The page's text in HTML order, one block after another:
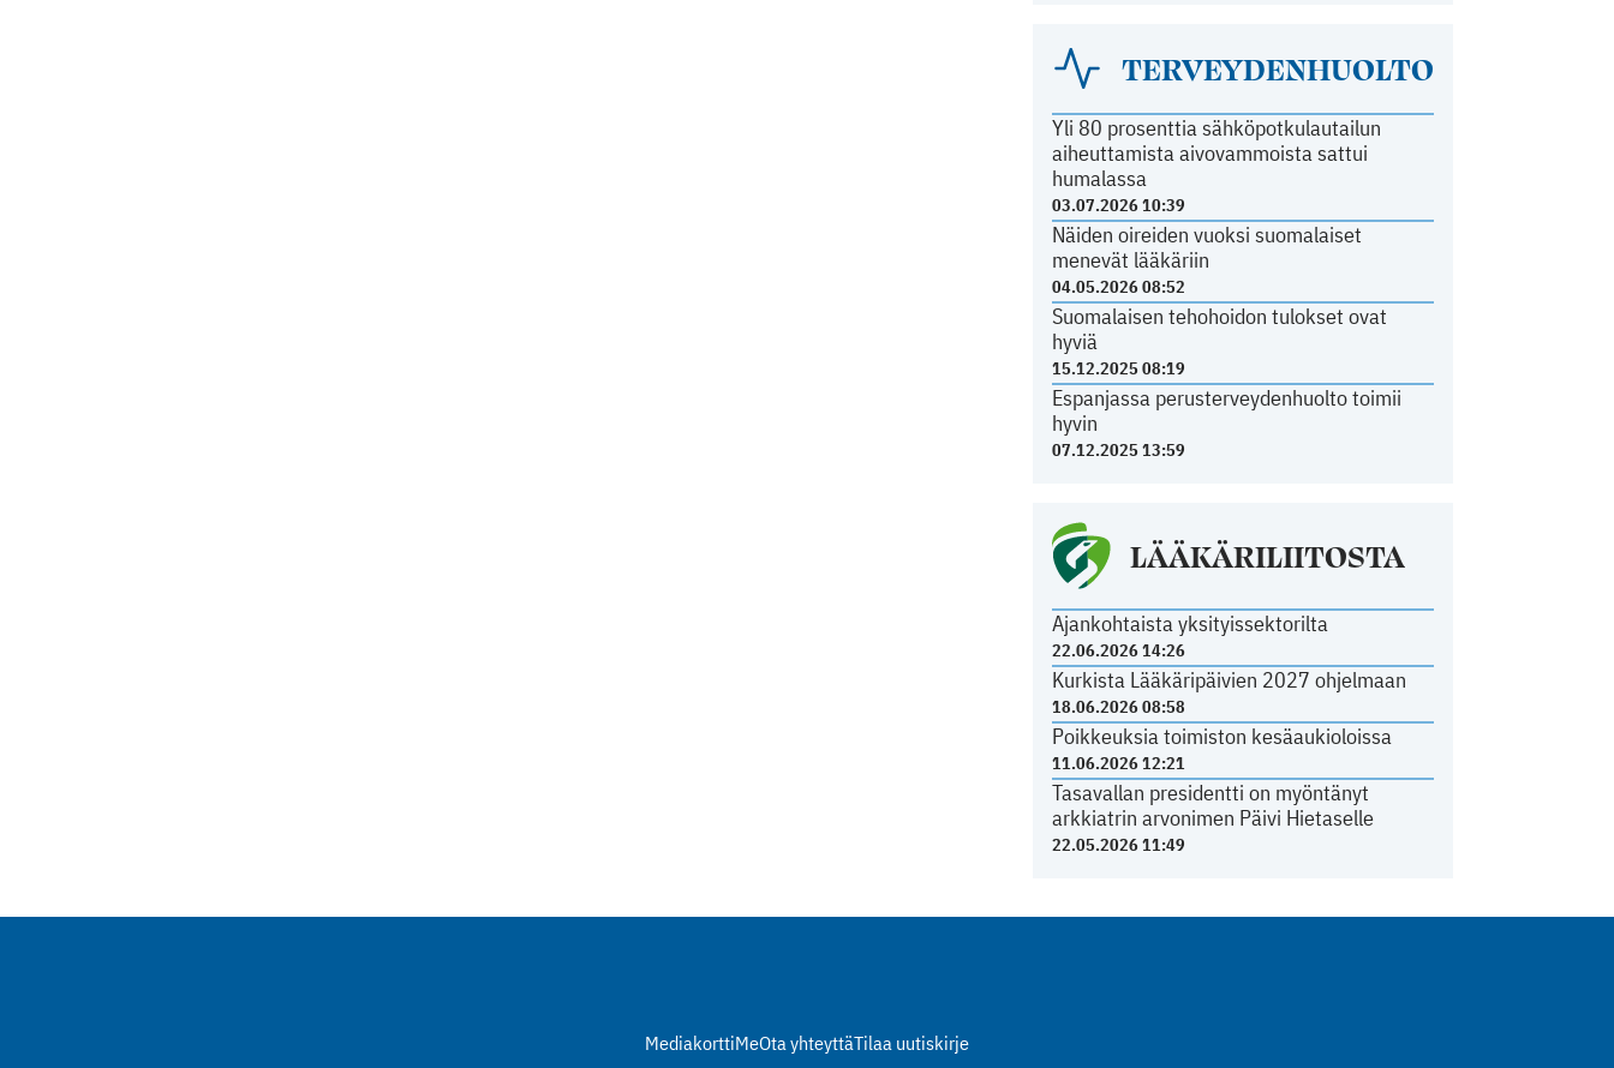
TERVEYDENHUOLTO
Yli 80 prosenttia sähköpotkulautailun
aiheuttamista aivovammoista sattui
humalassa
03.07.2026 10:39
Näiden oireiden vuoksi suomalaiset
menevät lääkäriin
04.05.2026 08:52
Suomalaisen tehohoidon tulokset ovat
hyviä
15.12.2025 08:19
Espanjassa perusterveydenhuolto toimii
hyvin
07.12.2025 13:59
LÄÄKÄRILIITOSTA
Ajankohtaista yksityissektorilta
22.06.2026 14:26
Kurkista Lääkäripäivien 2027 ohjelmaan
18.06.2026 08:58
Poikkeuksia toimiston kesäaukioloissa
11.06.2026 12:21
Tasavallan presidentti on myöntänyt
arkkiatrin arvonimen Päivi Hietaselle
22.05.2026 11:49
MediakorttiMeOta yhteyttäTilaa uutiskirje